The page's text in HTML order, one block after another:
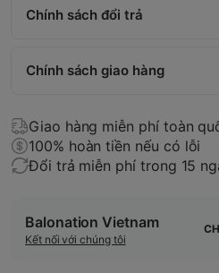
Chính sách đổi trả
Chính sách giao hàng
Giao hàng miễn phí toàn
100% hoàn tiền nếu có lỗi
Đổi trả miễn phí trong 15
Balonation Vietnam
Kết nối với chúng tôi